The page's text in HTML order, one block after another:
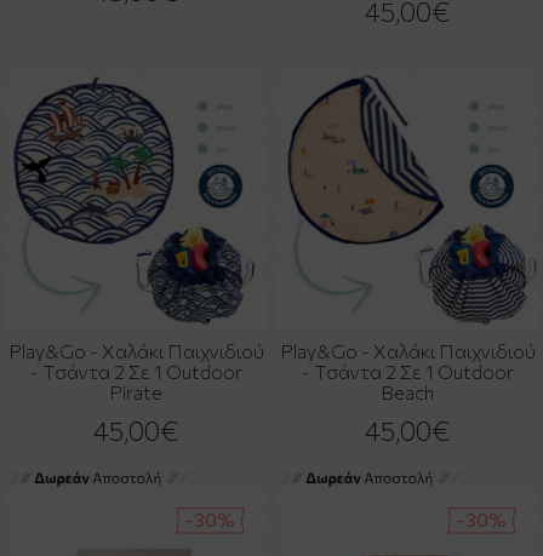
45,00€
Play&Go - Χαλάκι Παιχνιδιού
- Τσάντα 2 Σε 1 Outdoor
Pirate
45,00€
Play&Go - Χαλάκι Παιχνιδιού
- Τσάντα 2 Σε 1 Outdoor
Beach
45,00€
-30% -30%